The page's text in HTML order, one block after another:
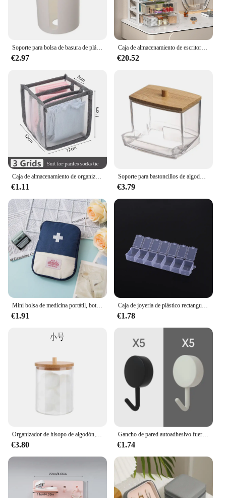
Soporte para bolsa de basura de plástico sin clavos para colgar en la pared, caja de almacenamiento para bolsa de basura montada, contenedor de almohadilla de algodón para el hogar, cocina y baño
€2.97
Caja de almacenamiento de escritorio, cajón de almacenamiento, decoración para el cabello, gabinete de almacenamiento multicapa, caja de joyería y cosméticos, papelería multifuncional
€20.52
Caja de almacenamiento de organización de pantalones vaqueros, organizador de armario, sistema de organización de ropa, organizadores de cajones, gabinete, organizador de almacenamiento de pantalones
€1.11
Soporte para bastoncillos de algodón, dispensador de bastoncillos con tapas de bambú, tarros de almacenamiento para baño de bambú, contenedores de almacenamiento de plástico transparente, 1 Uds.
€3.79
Mini bolsa de medicina portátil, botiquín de primeros auxilios de viaje, bolsa de medicina, bolsa de almacenamiento, botiquín de supervivencia, caja de medicina, emergencia al aire libre, Camping
€1.91
Caja de joyería de plástico rectangular de 28 rejillas, caja de almacenamiento con compartimentos, joyería, pendiente, cuentas, organizador de contenedores de exhibición artesanal
€1.78
Organizador de hisopo de algodón, cubierta de bambú, organizador redondo acrílico, caja de almacenamiento de maquillaje, contenedor Organizadores
€3.80
Gancho de pared autoadhesivo fuerte sin perforar, bolsa para abrigos, puerta de baño, colgador de toallas de cocina, accesorios de almacenamiento para el hogar, 10 Uds.
€1.74